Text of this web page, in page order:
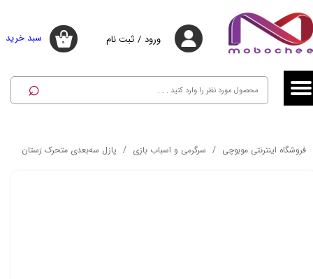
ورود / ثبت نام
حساب کاربری من
سفارشات
۰ سبد خرید
⌕
فروشگاه اینترنتی موبوچی سرگرمی و اسباب بازی پازل سه‌‌بعدی متحرک رَستان
حساب کاربری من
سفارشات